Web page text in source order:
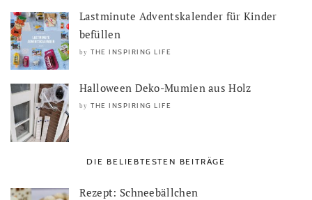
Lastminute Adventskalender für Kinder
befüllen
by THE INSPIRING LIFE
Halloween Deko-Mumien aus Holz
by THE INSPIRING LIFE
DIE BELIEBTESTEN BEITRÄGE
Rezept: Schneebällchen